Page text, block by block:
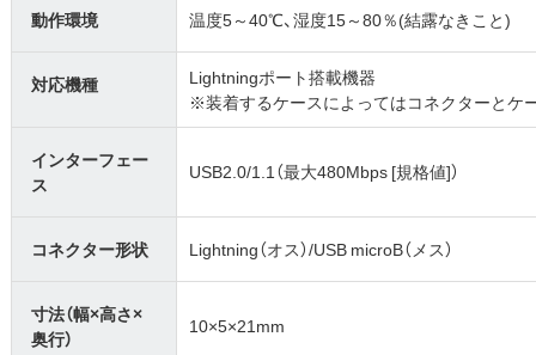
動作環境 温度5～40℃、湿度15～80％(結露なきこと)
対応機種
Lightningポート搭載機器
※装着するケースによってはコネクターとケ
インターフェー
ス
USB2.0/1.1（最大480Mbps [規格値]）
コネクター形状 Lightning（オス）/USB microB（メス）
寸法（幅×高さ×
奥行）
10×5×21mm